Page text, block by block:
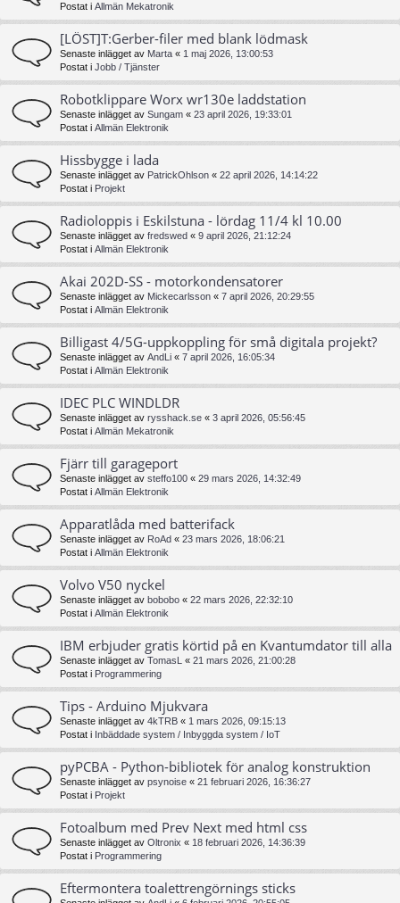
Postat i Allmän Mekatronik
[LÖST]T:Gerber-filer med blank lödmask
Senaste inlägget av Marta « 1 maj 2026, 13:00:53
Postat i Jobb / Tjänster
Robotklippare Worx wr130e laddstation
Senaste inlägget av Sungam « 23 april 2026, 19:33:01
Postat i Allmän Elektronik
Hissbygge i lada
Senaste inlägget av PatrickOhlson « 22 april 2026, 14:14:22
Postat i Projekt
Radioloppis i Eskilstuna - lördag 11/4 kl 10.00
Senaste inlägget av fredswed « 9 april 2026, 21:12:24
Postat i Allmän Elektronik
Akai 202D-SS - motorkondensatorer
Senaste inlägget av Mickecarlsson « 7 april 2026, 20:29:55
Postat i Allmän Elektronik
Billigast 4/5G-uppkoppling för små digitala projekt?
Senaste inlägget av AndLi « 7 april 2026, 16:05:34
Postat i Allmän Elektronik
IDEC PLC WINDLDR
Senaste inlägget av rysshack.se « 3 april 2026, 05:56:45
Postat i Allmän Mekatronik
Fjärr till garageport
Senaste inlägget av steffo100 « 29 mars 2026, 14:32:49
Postat i Allmän Elektronik
Apparatlåda med batterifack
Senaste inlägget av RoAd « 23 mars 2026, 18:06:21
Postat i Allmän Elektronik
Volvo V50 nyckel
Senaste inlägget av bobobo « 22 mars 2026, 22:32:10
Postat i Allmän Elektronik
IBM erbjuder gratis körtid på en Kvantumdator till alla
Senaste inlägget av TomasL « 21 mars 2026, 21:00:28
Postat i Programmering
Tips - Arduino Mjukvara
Senaste inlägget av 4kTRB « 1 mars 2026, 09:15:13
Postat i Inbäddade system / Inbyggda system / IoT
pyPCBA - Python-bibliotek för analog konstruktion
Senaste inlägget av psynoise « 21 februari 2026, 16:36:27
Postat i Projekt
Fotoalbum med Prev Next med html css
Senaste inlägget av Oltronix « 18 februari 2026, 14:36:39
Postat i Programmering
Eftermontera toalettrengörnings sticks